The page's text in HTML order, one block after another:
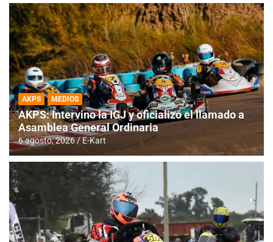
AKPS MEDIOS
AKPS: Intervino la IGJ y oficializó el llamado a
Asamblea General Ordinaria
6 agosto, 2026 E-Kart